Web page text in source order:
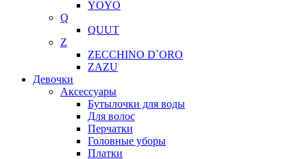
YOYO
Q
QUUT
Z
ZECCHINO D`ORO
ZAZU
Девочки
Аксессуары
Бутылочки для воды
Для волос
Перчатки
Головные уборы
Платки